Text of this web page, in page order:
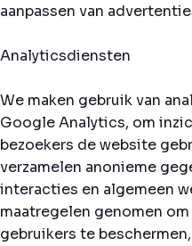
aanpassen van
Analyticsdiensten
We maken gebruik van
Google Analytics, om
bezoekers de website
verzamelen anonieme
interacties en algemeen
maatregelen genomen
gebruikers te